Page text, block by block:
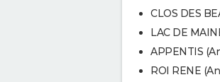
CLOS DES
LAC DE
APPENTIS
ROI RENE